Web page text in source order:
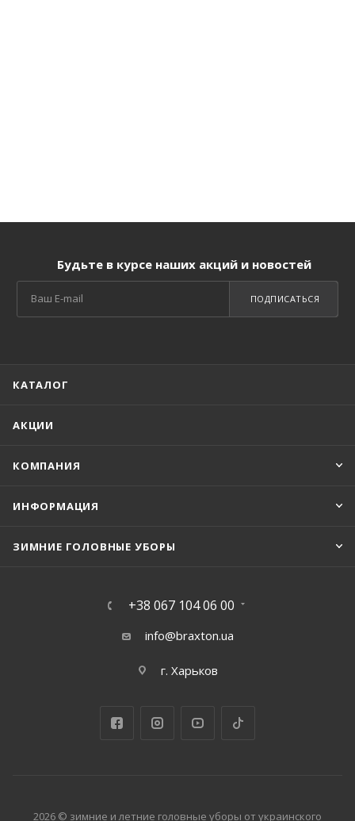
Будьте в курсе наших акций и новостей
ПОДПИСАТЬСЯ
КАТАЛОГ
АКЦИИ
КОМПАНИЯ
ИНФОРМАЦИЯ
ЗИМНИЕ ГОЛОВНЫЕ УБОРЫ
+38 067 104 06 00
info@braxton.ua
г. Харьков
2026 © зимние и летние головные уборы от украинского